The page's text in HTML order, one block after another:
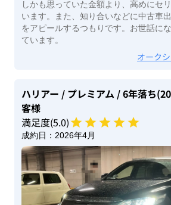
しかも思っていた金額より、高めにセ
います。また、知り合いなどに中古車
をアピールするつもりです。お世話に
ています。
オーク
ハリアー / プレミアム / 6年落ち
客様
満足度(5.0)
成約日： 2026年4月